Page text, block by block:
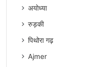
अयोध्या
रुड़की
पिथोरा गढ़
Ajmer